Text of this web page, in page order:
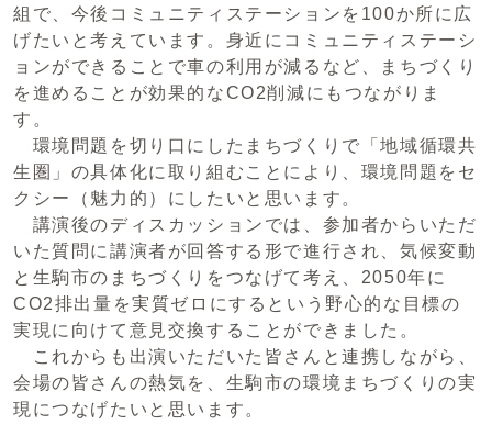
組で、今後コミュニティステーションを100か所に広
げたいと考えています。身近にコミュニティステーシ
ョンができることで車の利用が減るなど、まちづくり
を進めることが効果的なCO2削減にもつながりま
す。
環境問題を切り口にしたまちづくりで「地域循環共
生圏」の具体化に取り組むことにより、環境問題をセ
クシー（魅力的）にしたいと思います。
講演後のディスカッションでは、参加者からいただ
いた質問に講演者が回答する形で進行され、気候変動
と生駒市のまちづくりをつなげて考え、2050年に
CO2排出量を実質ゼロにするという野心的な目標の
実現に向けて意見交換することができました。
これからも出演いただいた皆さんと連携しながら、
会場の皆さんの熱気を、生駒市の環境まちづくりの実
現につなげたいと思います。